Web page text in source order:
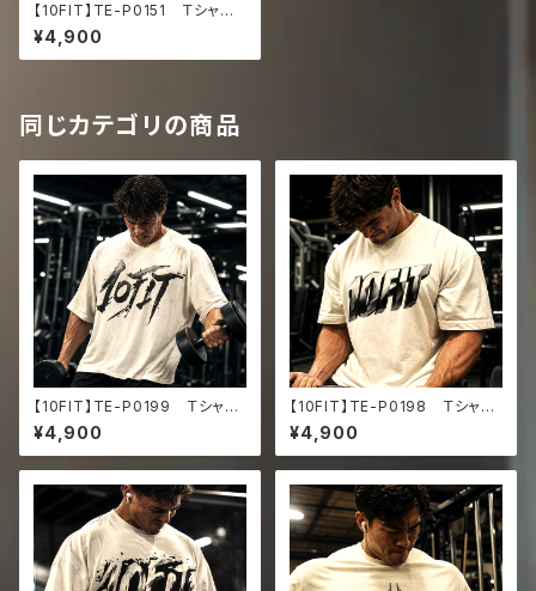
【10FIT】TE-P0151 Ｔシャ
ツ トレーニング 筋トレ 10F
ITアートデザイン Oversize
d faded t-shirt
¥4,900
同じカテゴリの商品
【10FIT】TE-P0199 Ｔシャ
ツ トレーニング 筋トレ 10F
ITアートデザイン Oversize
d faded t-shirt
¥4,900
【10FIT】TE-P0198 Ｔシャ
ツ トレーニング 筋トレ 10F
ITアートデザイン Oversize
d faded t-shirt
¥4,900